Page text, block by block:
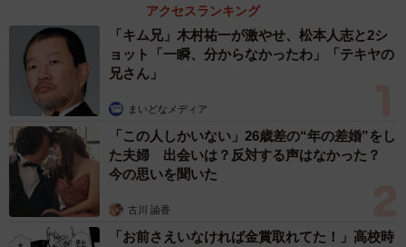
アクセスランキング
「キム兄」木村祐一が激やせ、松本人志と2シ
ョット「一瞬、分からなかったわ」「テキヤの
兄さん」
まいどなメディア
「この人しかいない」26歳差の“年の差婚”をし
た夫婦 出会いは？反対する声はなかった？
今の思いを聞いた
古川 諭香
「お前さえいなければ金賞取れてた！」高校時